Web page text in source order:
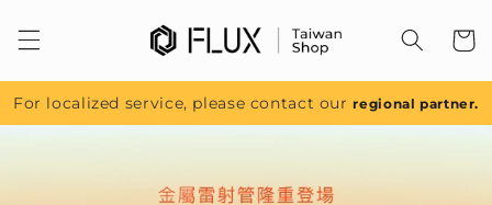
容
For localized service, please contact ourregional partner.